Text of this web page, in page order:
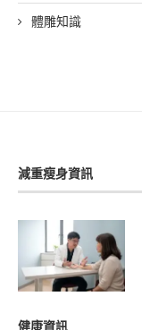
體雕知識
減重瘦身資訊
健康資訊